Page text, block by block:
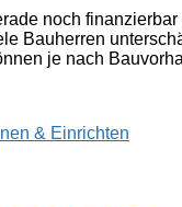
noch
Bauherren
je nach
& Einrichten